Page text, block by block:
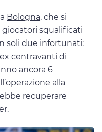
Bologna, che si
giocatori squalificati
soli due infortunati:
centravanti di
ancora 6
alla
recuperare